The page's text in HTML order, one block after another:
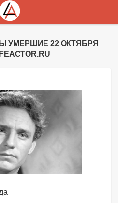
УМЕРШИЕ 22 ОКТЯБРЯ